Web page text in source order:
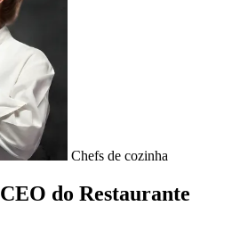
Chefs de cozinha
CEO do Restaurante